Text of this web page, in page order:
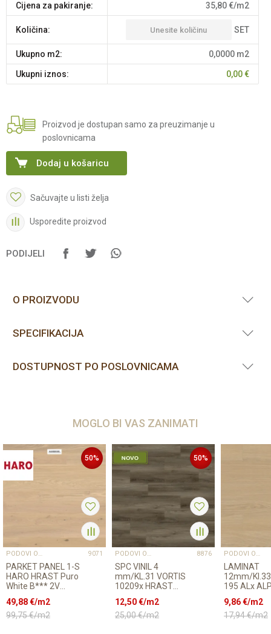
Cijena za pakiranje: 35,80€/m2
Količina: SET
Ukupno m2: 0,0000 m2
Ukupni iznos: 0,00€
Proizvod je dostupan samo za preuzimanje u
poslovnicama
Dodaj u košaricu
Sačuvajte u listi želja
Usporedite proizvod
PODIJELI
O PROIZVODU
SPECIFIKACIJA
DOSTUPNOST PO POSLOVNICAMA
MOGLO BI VAS ZANIMATI
50%
PODOVI OUTLET 9071
PARKET PANEL 1-S
HARO HRAST Puro
White B*** 2V
11/180/1085 ...
49,88€/m2
99,75€/m2
50%
PODOVI OUTLET 8876
SPC VINIL 4
mm/KL.31 VORTIS
10209x HRAST
12,50€/m2
25,00€/m2
PODOVI OUTLET
LAMINAT
12mm/Kl.33
195 ALx
23,38m2
9,86€/m2
17,94€/m2